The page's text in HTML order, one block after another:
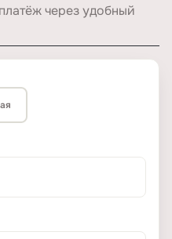
через удобный